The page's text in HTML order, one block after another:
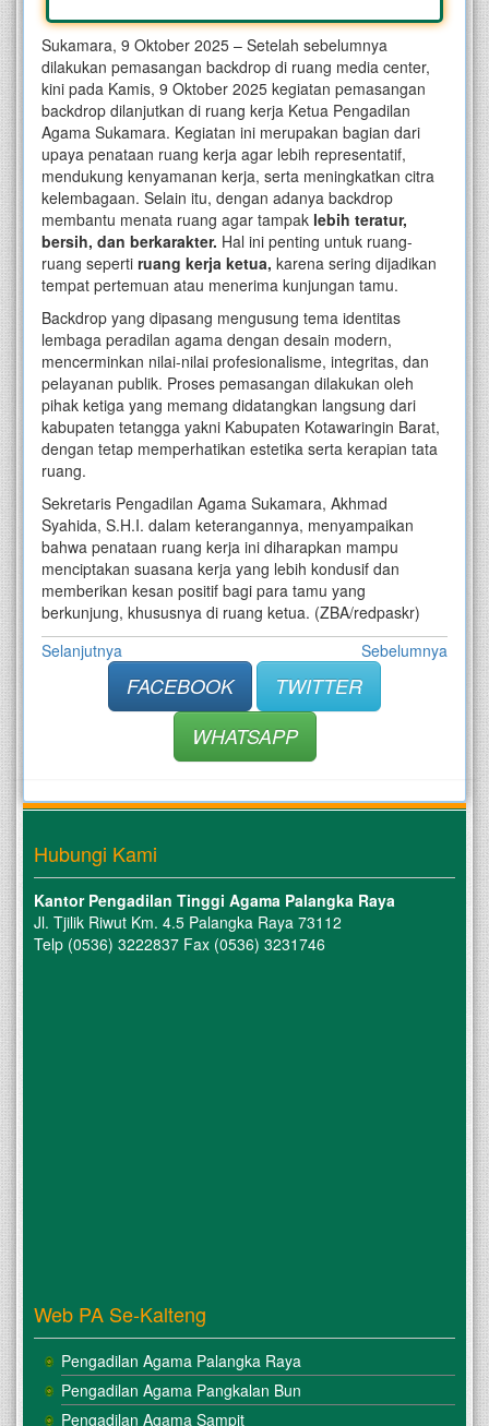
Sukamara, 9 Oktober 2025 – Setelah sebelumnya
dilakukan pemasangan backdrop di ruang media center,
kini pada Kamis, 9 Oktober 2025 kegiatan pemasangan
backdrop dilanjutkan di ruang kerja Ketua Pengadilan
Agama Sukamara. Kegiatan ini merupakan bagian dari
upaya penataan ruang kerja agar lebih representatif,
mendukung kenyamanan kerja, serta meningkatkan citra
kelembagaan. Selain itu, dengan adanya backdrop
membantu menata ruang agar tampak lebih teratur,
bersih, dan berkarakter. Hal ini penting untuk ruang-
ruang seperti ruang kerja ketua, karena sering dijadikan
tempat pertemuan atau menerima kunjungan tamu.
Backdrop yang dipasang mengusung tema identitas
lembaga peradilan agama dengan desain modern,
mencerminkan nilai-nilai profesionalisme, integritas, dan
pelayanan publik. Proses pemasangan dilakukan oleh
pihak ketiga yang memang didatangkan langsung dari
kabupaten tetangga yakni Kabupaten Kotawaringin Barat,
dengan tetap memperhatikan estetika serta kerapian tata
ruang.
Sekretaris Pengadilan Agama Sukamara, Akhmad
Syahida, S.H.I. dalam keterangannya, menyampaikan
bahwa penataan ruang kerja ini diharapkan mampu
menciptakan suasana kerja yang lebih kondusif dan
memberikan kesan positif bagi para tamu yang
berkunjung, khususnya di ruang ketua. (ZBA/redpaskr)
Selanjutnya
Sebelumnya
FACEBOOK
TWITTER
WHATSAPP
Hubungi Kami
Kantor Pengadilan Tinggi Agama Palangka Raya
Jl. Tjilik Riwut Km. 4.5 Palangka Raya 73112
Telp (0536) 3222837 Fax (0536) 3231746
Web PA Se-Kalteng
Pengadilan Agama Palangka Raya
Pengadilan Agama Pangkalan Bun
Pengadilan Agama Sampit